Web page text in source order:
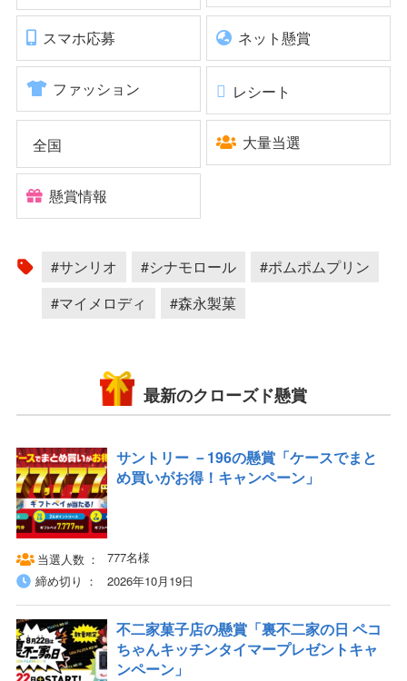
スマホ応募 ネット懸賞
ファッション レシート
全国 大量当選
懸賞情報
#サンリオ #シナモロール
#ポムポムプリン
#マイメロディ
#森永製菓
最新のクローズド懸賞
サントリー －196の懸賞「ケースでまと
め買いがお得！キャンペーン」
当選人数
777名様
締め切り
2026年10月19日
不二家菓子店の懸賞「裏不二家の日 ペコ
ちゃんキッチンタイマープレゼントキャ
ンペーン」